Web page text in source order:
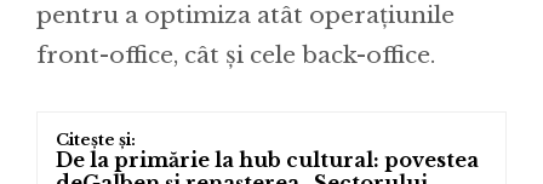
pentru a optimiza atât operațiunile
front-office, cât și cele back-office.
De la primărie la hub cultural: povestea